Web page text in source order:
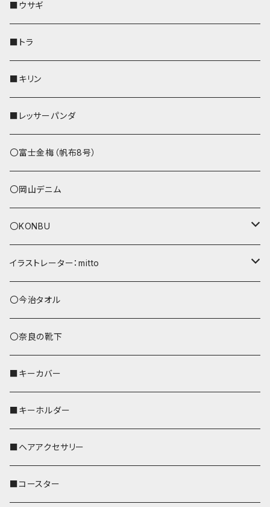
その他
その他
靴下・ミニタオル
財布
その他
その他
財布
その他
リール付きストラップ
リールのみ
ストラップ付
財布
キーケース
ペンホルダー
AppleWatchバンド
L字ファスナー財布
その他
Apple Watchバンド
■ウサギ
■トラ
■キリン
■レッサーパンダ
〇富士金梅（帆布8号）
〇岡山デニム
〇KONBU
ショルダーバッグ
あずまバッグ
トートバッグ（L）
バッグインバッグ
イラストレーター：mitto
シマエナガ
ハシビロコウ
オカメインコ
歌うオカメちゃん
おかめ３兄弟
セキセイインコ
文鳥
鹿
〇今治タオル
〇奈良の靴下
■キーカバー
■キーホルダー
■ヘアアクセサリー
■コースター